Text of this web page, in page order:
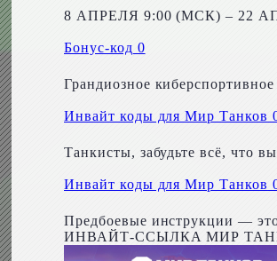
8 АПРЕЛЯ 9:00 (МСК) – 22
Бонус-код 0
Грандиозное
Инвайт коды для Мир Танков
Танкисты, забудьте всё, что
Инвайт коды для Мир Танков
Предбоевые инструкции —
ИНВАЙТ-ССЫЛКА МИР